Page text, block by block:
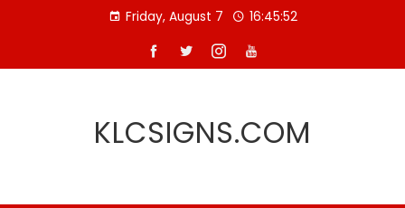
Friday, August 7 16:45:52
KLCSIGNS.COM